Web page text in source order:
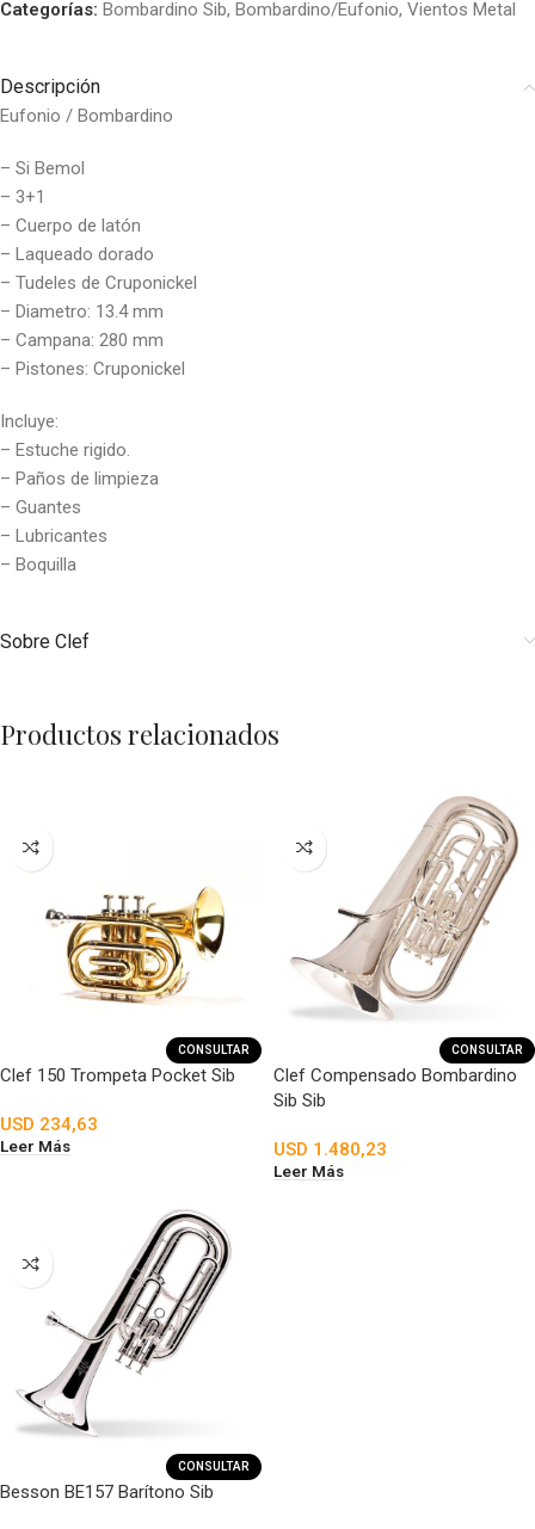
Categorías: Bombardino Sib, Bombardino/Eufonio, Vientos Metal
Descripción
Eufonio / Bombardino
– Si Bemol
– 3+1
– Cuerpo de latón
– Laqueado dorado
– Tudeles de Cruponickel
– Diametro: 13.4 mm
– Campana: 280 mm
– Pistones: Cruponickel
Incluye:
– Estuche rigido.
– Paños de limpieza
– Guantes
– Lubricantes
– Boquilla
Sobre Clef
Productos relacionados
CONSULTAR
Clef 150 Trompeta Pocket Sib
USD 234,63
Leer Más
CONSULTAR
Clef Compensado Bombardino
Sib Sib
USD 1.480,23
Leer Más
CONSULTAR
Besson BE157 Barítono Sib